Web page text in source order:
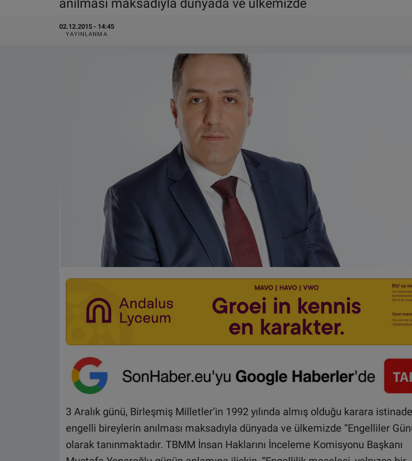
anılması maksadıyla dünyada ve ülkemizde
02.12.2015 - 14:45
YAYINLANMA
3 Aralık günü, Birleşmiş Milletler’in 1992 yılında almış olduğu karara
engelli bireylerin anılması maksadıyla dünyada ve ülkemizde “Engelliler
olarak tanınmaktadır. TBMM İnsan Haklarını İnceleme Komisyonu Başkanı